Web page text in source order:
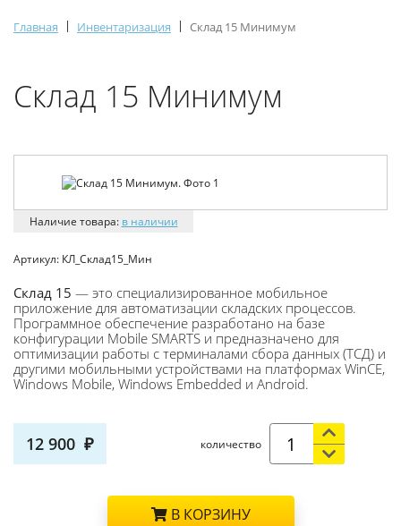
Главная | Инвентаризация | Склад 15 Минимум
Склад 15 Минимум
Наличие товара: в наличии
Артикул: КЛ_Склад15_Мин
Склад 15 — это специализированное мобильное
приложение для автоматизации складских процессов.
Программное обеспечение разработано на базе
конфигурации Mobile SMARTS и предназначено для
оптимизации работы с терминалами сбора данных (ТСД) и
другими мобильными устройствами на платформах WinCE,
Windows Mobile, Windows Embedded и Android.
12 900 количество
В КОРЗИНУ